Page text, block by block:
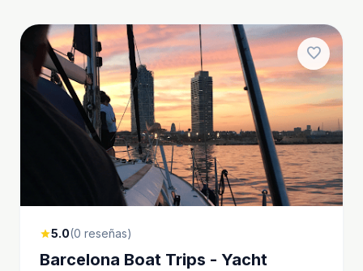
favorite
star5.0(0 reseñas)
Barcelona Boat Trips - Yacht